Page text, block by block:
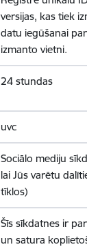
versijas, kas tiek
datu iegūšanai
izmanto vietni.
24 stundas
uvc
Sociālo mediju
lai Jūs varētu
tīklos)
Šīs sīkdatnes ir
un satura